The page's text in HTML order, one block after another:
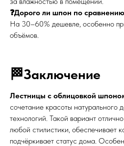
❓Дорого ли шпон по
На 30–60% дешевле, особенно
объёмов.
🏁Заключение
Лестницы с облицовкой
сочетание красоты натурального
технологий. Такой вариант
любой стилистики, обеспечивает
подчёркивает статус дома.